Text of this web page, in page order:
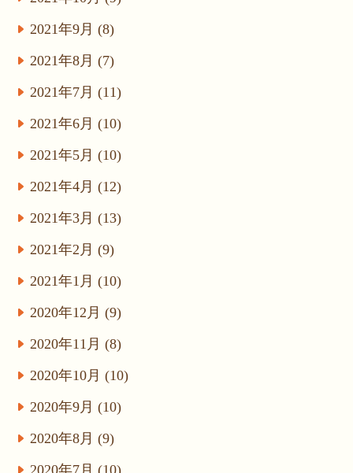
2021年9月 (8)
2021年8月 (7)
2021年7月 (11)
2021年6月 (10)
2021年5月 (10)
2021年4月 (12)
2021年3月 (13)
2021年2月 (9)
2021年1月 (10)
2020年12月 (9)
2020年11月 (8)
2020年10月 (10)
2020年9月 (10)
2020年8月 (9)
2020年7月 (10)